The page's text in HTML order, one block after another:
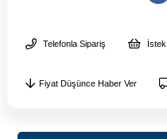
Telefonla Sipariş
Fiyat Düşünce Haber Ver